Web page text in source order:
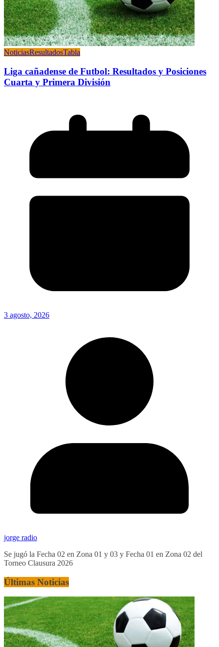
NoticiasResultadosTabla
Liga cañadense de Futbol: Resultados y Posiciones
Cuarta y Primera División
3 agosto, 2026
jorge radio
Se jugó la Fecha 02 en Zona 01 y 03 y Fecha 01 en Zona 02 del
Torneo Clausura 2026
Últimas Noticias